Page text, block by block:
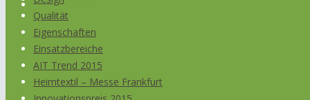
Produkte
Qualität
Eigenschaften
Einsatzbereiche
AIT Trend 2015
Heimtextil – Messe Frankfurt